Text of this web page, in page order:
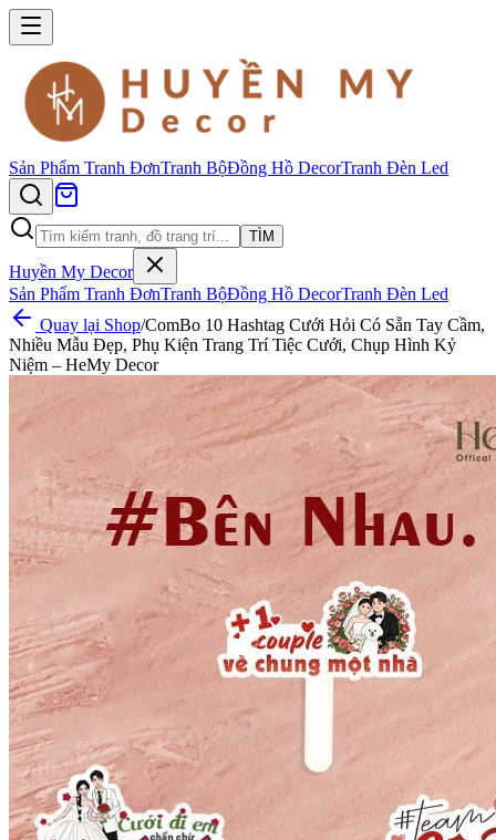
Sản Phẩm Tranh ĐơnTranh BộĐồng Hồ DecorTranh Đèn Led
TÌM
Huyền My Decor
Sản Phẩm Tranh ĐơnTranh BộĐồng Hồ DecorTranh Đèn Led
Quay lại Shop/ComBo 10 Hashtag Cưới Hỏi Có Sẵn Tay Cầm,
Nhiều Mẫu Đẹp, Phụ Kiện Trang Trí Tiệc Cưới, Chụp Hình Kỷ
Niệm – HeMy Decor